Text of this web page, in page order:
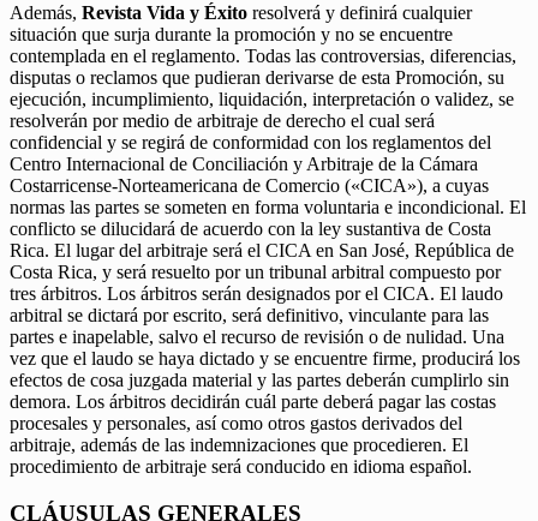
Además, Revista Vida y Éxito resolverá y definirá cualquier
situación que surja durante la promoción y no se encuentre
contemplada en el reglamento. Todas las controversias, diferencias,
disputas o reclamos que pudieran derivarse de esta Promoción, su
ejecución, incumplimiento, liquidación, interpretación o validez, se
resolverán por medio de arbitraje de derecho el cual será
confidencial y se regirá de conformidad con los reglamentos del
Centro Internacional de Conciliación y Arbitraje de la Cámara
Costarricense-Norteamericana de Comercio («CICA»), a cuyas
normas las partes se someten en forma voluntaria e incondicional. El
conflicto se dilucidará de acuerdo con la ley sustantiva de Costa
Rica. El lugar del arbitraje será el CICA en San José, República de
Costa Rica, y será resuelto por un tribunal arbitral compuesto por
tres árbitros. Los árbitros serán designados por el CICA. El laudo
arbitral se dictará por escrito, será definitivo, vinculante para las
partes e inapelable, salvo el recurso de revisión o de nulidad. Una
vez que el laudo se haya dictado y se encuentre firme, producirá los
efectos de cosa juzgada material y las partes deberán cumplirlo sin
demora. Los árbitros decidirán cuál parte deberá pagar las costas
procesales y personales, así como otros gastos derivados del
arbitraje, además de las indemnizaciones que procedieren. El
procedimiento de arbitraje será conducido en idioma español.
CLÁUSULAS GENERALES